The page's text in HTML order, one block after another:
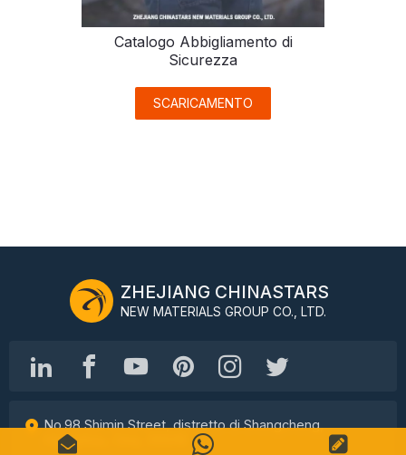
Catalogo Abbigliamento di
Sicurezza
SCARICAMENTO
ZHEJIANG CHINASTARS
NEW MATERIALS GROUP CO., LTD.
No.98 Shimin Street, distretto di Shangcheng,
Hangzhou, Cina, 310016